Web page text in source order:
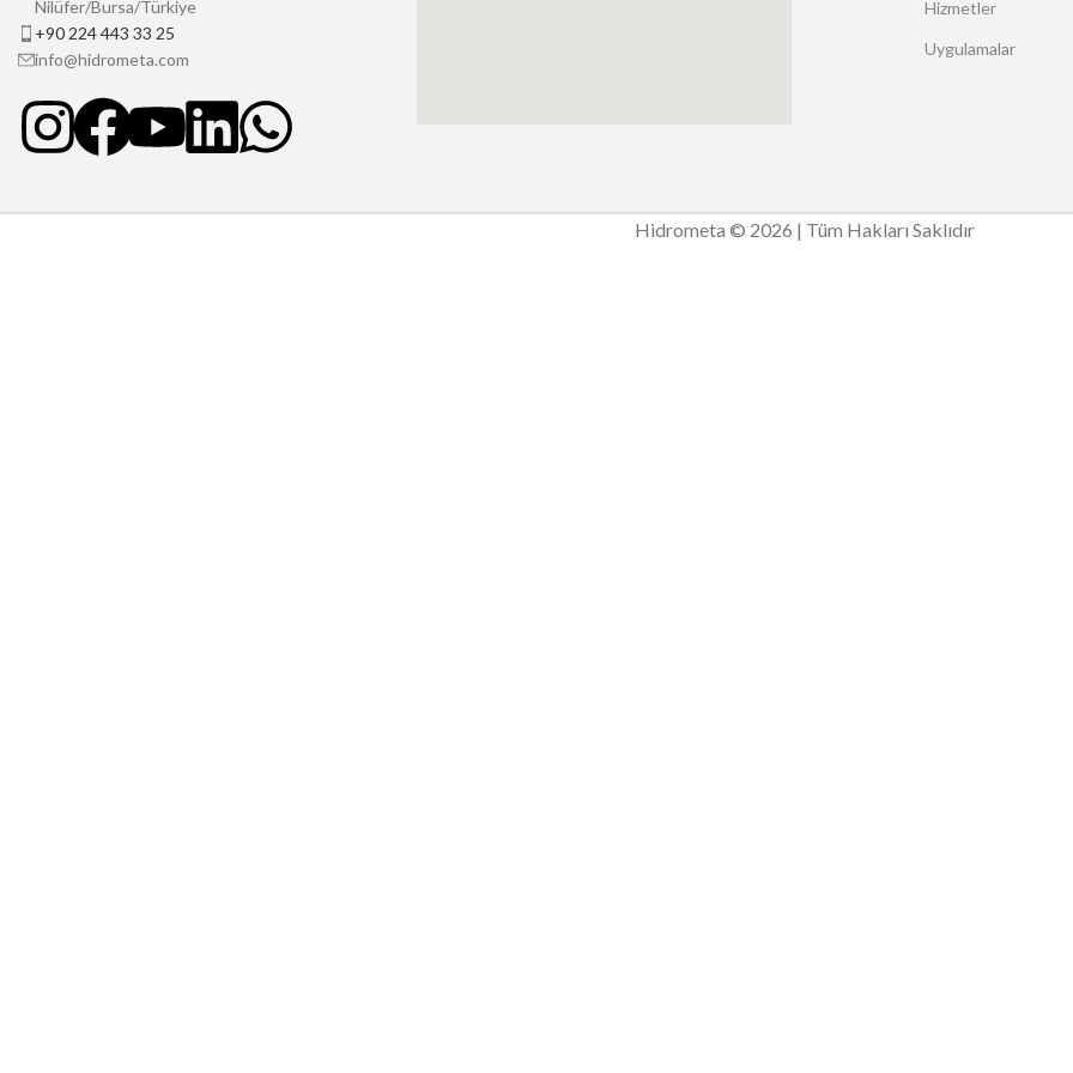
Nilüfer/Bursa/Türkiye
+90 224 443 33 25
info@hidrometa.com
Hizmetler
Uygulamalar
Hidrometa © 2026 | Tüm Hakları Saklıdır